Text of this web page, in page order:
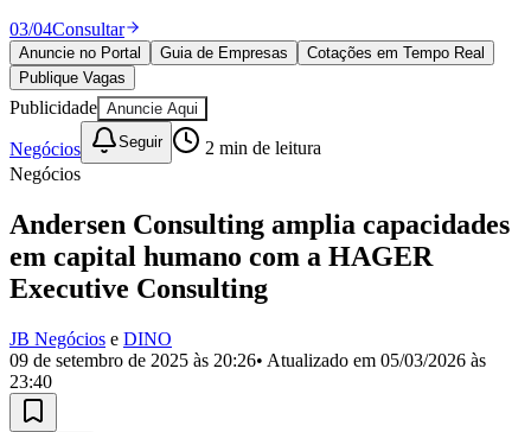
Saúde
Segurança
Cultura
Meio Ambiente
Obras
Educação
Bairros de Barueri
Selecione sua regiãoPara notícias da sua região
AldeiaAldeia da SerraAldeia de Barueri
VistaCalifórnia Carapicuíba
RegiãoCotiaCruz PretaEngenho NovoFazenda
Militar
Califórnia
Esperança
03/04Consultar
Anuncie no Portal Guia de Empresas
Cotações em Tempo Real
Publique Vagas
Publicidade Anuncie Aqui
Negócios Seguir 2 min de leitura
Negócios
Andersen Consulting amplia capacidades
em capital humano com a HAGER
Executive Consulting
JB Negócios e DINO
09 de setembro de 2025 às 20:26• Atualizado em 05/03/2026 às
23:40